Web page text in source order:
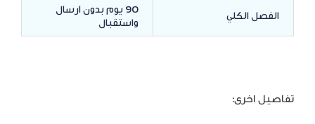
الفصل الكلي
90 يوم بدون ارسال
واستقبال
تفاصيل اخرى: